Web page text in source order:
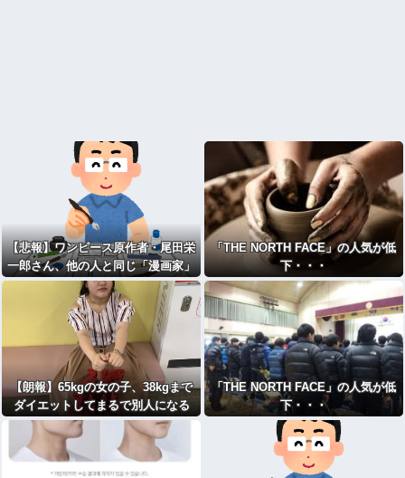
【悲報】ワンピース原作者・尾田栄
一郎さん、他の人と同じ「漫画家」
という肩書きに不満
「THE NORTH FACE」の人気が低
下・・・
【朗報】65kgの女の子、38kgまで
ダイエットしてまるで別人になる
「THE NORTH FACE」の人気が低
下・・・